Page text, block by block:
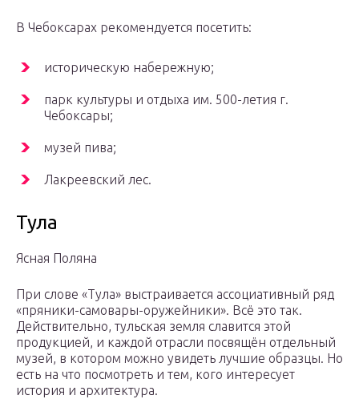
В Чебоксарах рекомендуется посетить:
историческую набережную;
парк культуры и отдыха им. 500-летия г.
Чебоксары;
музей пива;
Лакреевский лес.
Тула
Ясная Поляна
При слове «Тула» выстраивается ассоциативный ряд
«пряники-самовары-оружейники». Всё это так.
Действительно, тульская земля славится этой
продукцией, и каждой отрасли посвящён отдельный
музей, в котором можно увидеть лучшие образцы. Но
есть на что посмотреть и тем, кого интересует
история и архитектура.